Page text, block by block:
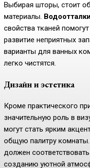
Выбирая шторы, стоит
материалы.
свойства тканей
развитие неприятных
варианты для ванных
легко чистятся.
Дизайн и эстетика
Кроме практического
значительную роль в
могут стать ярким
общую палитру комнаты.
должен
созданию уютной